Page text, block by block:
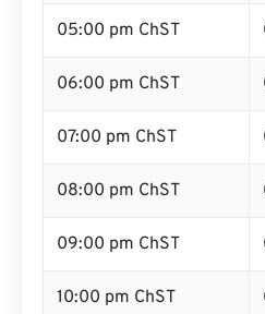
05:00 pm ChST
06:00 pm ChST
07:00 pm ChST
08:00 pm ChST
09:00 pm ChST
10:00 pm ChST